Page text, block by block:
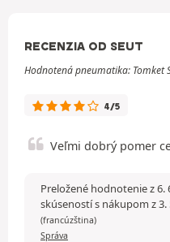
RECENZIA OD SEUT
Hodnotená pneumatika: Tomket
4/5
Veľmi dobrý pomer
Preložené hodnotenie z 6.
skúseností s nákupom z 3.
(francúzština)
Správa